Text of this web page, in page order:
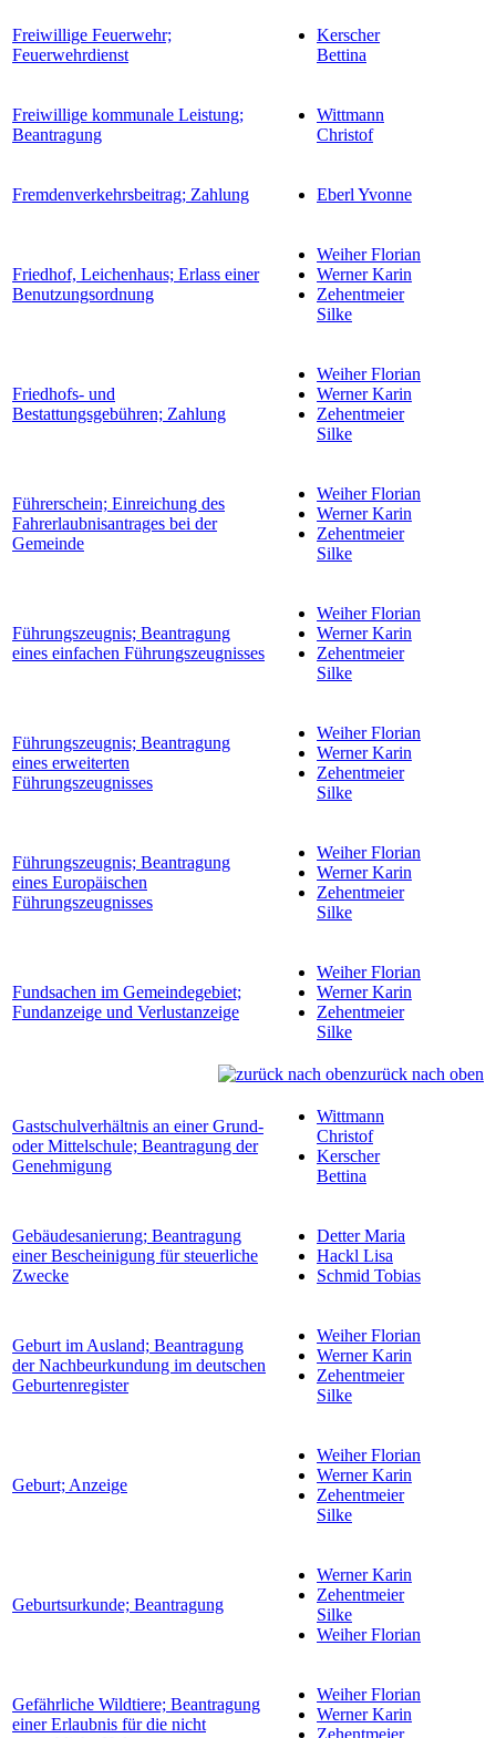
Freiwillige Feuerwehr;
Feuerwehrdienst
Kerscher
Bettina
Freiwillige kommunale Leistung;
Beantragung
Wittmann
Christof
Fremdenverkehrsbeitrag; Zahlung Eberl Yvonne
Friedhof, Leichenhaus; Erlass einer
Benutzungsordnung
Weiher Florian
Werner Karin
Zehentmeier
Silke
Friedhofs- und
Bestattungsgebühren; Zahlung
Weiher Florian
Werner Karin
Zehentmeier
Silke
Führerschein; Einreichung des
Fahrerlaubnisantrages bei der
Gemeinde
Weiher Florian
Werner Karin
Zehentmeier
Silke
Führungszeugnis; Beantragung
eines einfachen Führungszeugnisses
Weiher Florian
Werner Karin
Zehentmeier
Silke
Führungszeugnis; Beantragung
eines erweiterten
Führungszeugnisses
Weiher Florian
Werner Karin
Zehentmeier
Silke
Führungszeugnis; Beantragung
eines Europäischen
Führungszeugnisses
Weiher Florian
Werner Karin
Zehentmeier
Silke
Fundsachen im Gemeindegebiet;
Fundanzeige und Verlustanzeige
Weiher Florian
Werner Karin
Zehentmeier
Silke
zurück nach oben
Gastschulverhältnis an einer Grund-
oder Mittelschule; Beantragung der
Genehmigung
Wittmann
Christof
Kerscher
Bettina
Gebäudesanierung; Beantragung
einer Bescheinigung für steuerliche
Zwecke
Detter Maria
Hackl Lisa
Schmid Tobias
Geburt im Ausland; Beantragung
der Nachbeurkundung im deutschen
Geburtenregister
Weiher Florian
Werner Karin
Zehentmeier
Silke
Geburt; Anzeige
Weiher Florian
Werner Karin
Zehentmeier
Silke
Geburtsurkunde; Beantragung
Werner Karin
Zehentmeier
Silke
Weiher Florian
Gefährliche Wildtiere; Beantragung
einer Erlaubnis für die nicht
Weiher Florian
Werner Karin
Zehentmeier